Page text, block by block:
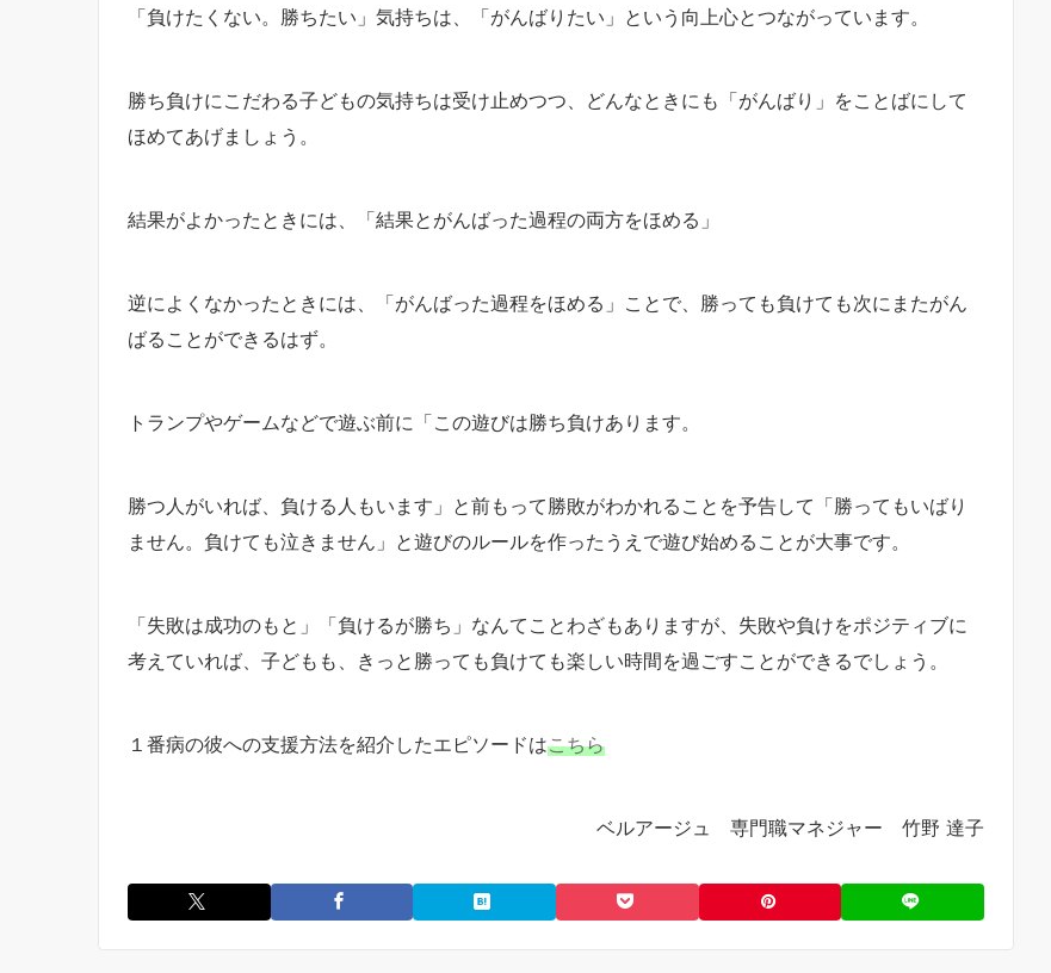
「負けたくない。勝ちたい」気持ちは、「がんばりたい」という向上心とつながっています。
勝ち負けにこだわる子どもの気持ちは受け止めつつ、どんなときにも「がんばり」をことばにして
ほめてあげましょう。
結果がよかったときには、「結果とがんばった過程の両方をほめる」
逆によくなかったときには、「がんばった過程をほめる」ことで、勝っても負けても次にまたがん
ばることができるはず。
トランプやゲームなどで遊ぶ前に「この遊びは勝ち負けあります。
勝つ人がいれば、負ける人もいます」と前もって勝敗がわかれることを予告して「勝ってもいばり
ません。負けても泣きません」と遊びのルールを作ったうえで遊び始めることが大事です。
「失敗は成功のもと」「負けるが勝ち」なんてことわざもありますが、失敗や負けをポジティブに
考えていれば、子どもも、きっと勝っても負けても楽しい時間を過ごすことができるでしょう。
１番病の彼への支援方法を紹介したエピソードはこちら
ベルアージュ 専門職マネジャー 竹野 達子